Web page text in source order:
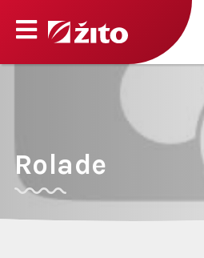
Rolade